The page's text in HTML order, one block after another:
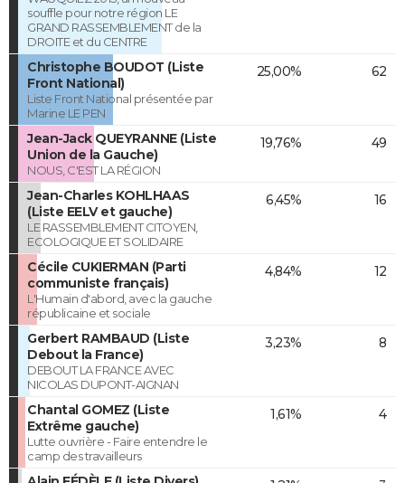
souffle pour notre région LE
GRAND RASSEMBLEMENT de la
DROITE et du CENTRE
Christophe BOUDOT (Liste
Front National)
Liste Front National présentée par
Marine LE PEN
25,00% 62
Jean-Jack QUEYRANNE (Liste
Union de la Gauche)
NOUS, C'EST LA RÉGION
19,76% 49
Jean-Charles KOHLHAAS
(Liste EELV et gauche)
LE RASSEMBLEMENT CITOYEN,
ECOLOGIQUE ET SOLIDAIRE
6,45% 16
Cécile CUKIERMAN (Parti
communiste français)
L'Humain d'abord, avec la gauche
républicaine et sociale
4,84% 12
Gerbert RAMBAUD (Liste
Debout la France)
DEBOUT LA FRANCE AVEC
NICOLAS DUPONT-AIGNAN
3,23% 8
Chantal GOMEZ (Liste
Extrême gauche)
Lutte ouvrière - Faire entendre le
camp des travailleurs
1,61% 4